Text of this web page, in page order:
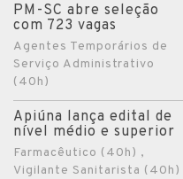
PM-SC abre seleção
com 723 vagas
Agentes Temporários de
Serviço Administrativo
(40h)
Apiúna lança edital de
nível médio e superior
Farmacêutico (40h) ,
Vigilante Sanitarista (40h)